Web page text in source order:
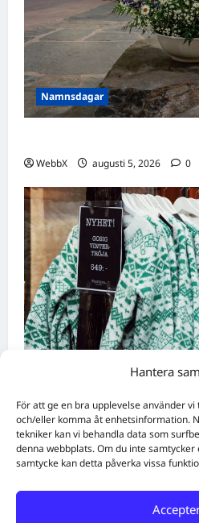
Hantera
För att ge en bra upplevelse använder
och/eller komma åt enhetsinformation.
tekniker kan vi behandla data som
denna webbplats. Om du inte
samtycke kan detta påverka vissa
Namnsdagar
WebbX augusti 5, 2026 0
Födda den 4 augusti:
från fyra traditioner
WebbX augusti 4, 2026 0